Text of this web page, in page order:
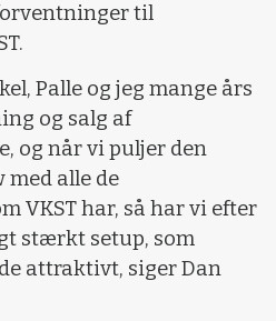
til
Palle og jeg mange års
og salg af
og når vi puljer den
alle de
VKST har, så har vi efter
stærkt setup, som
attraktivt, siger Dan